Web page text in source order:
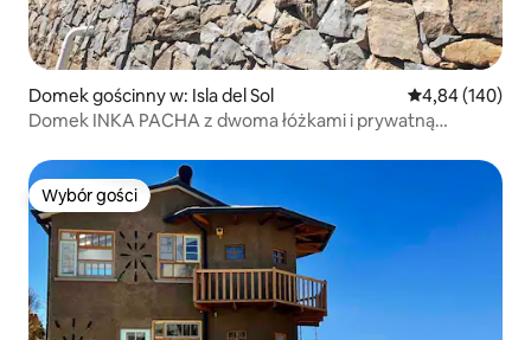
Domek gościnny w: Isla del Sol Średnia
4,84 (140)
Domek INKA PACHA z dwoma łóżkami i prywatną
Wybór gości
Wybór gości